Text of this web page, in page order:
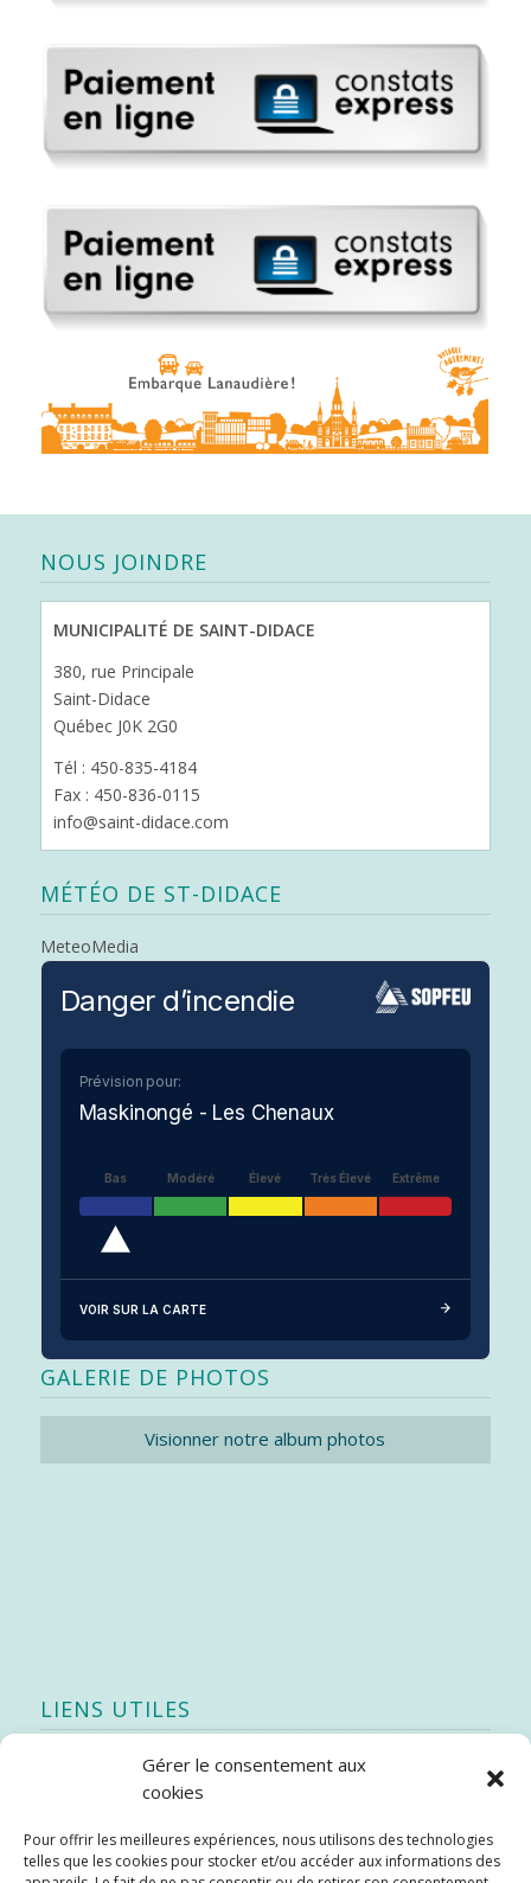
Gérer le consentement aux
cookies
Pour offrir les meilleures expériences, nous utilisons des technologies
telles que les cookies pour stocker et/ou accéder aux informations des
NOUS JOINDRE
MUNICIPALITÉ DE SAINT-DIDACE
380, rue Principale
Saint-Didace
Québec J0K 2G0
Tél : 450-835-4184
Fax : 450-836-0115
info@saint-didace.com
MÉTÉO DE ST-DIDACE
MeteoMedia
Danger d’incendie
Prévision pour:
Maskinongé - Les Chenaux
Bas Modéré Élevé Très Élevé Extrême
VOIR SUR LA CARTE
GALERIE DE PHOTOS
Visionner notre album photos
LIENS UTILES
Quoi de neuf
Stratégie québécoise d’économie d’eau potable